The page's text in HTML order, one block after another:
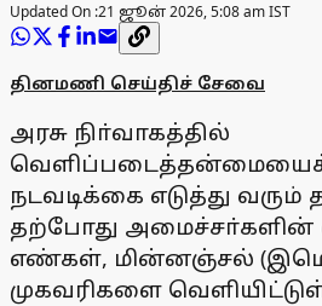
Updated On :21 ஜூன் 2026, 5:08 am IST
தினமணி செய்திச் சேவை
அரசு நிா்வாகத்தில்
நடவடிக்கை எடுத்து வரும்
தற்போது அமைச்சா்களின்
எண்கள், மின்னஞ்சல்
முகவரிகளை